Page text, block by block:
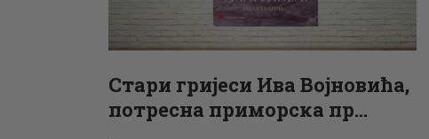
Стари гријеси Ива Војновића,
потресна приморска пр…